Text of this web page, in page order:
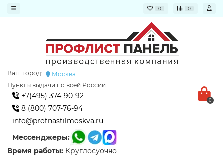
0 0
Ваш город:
Москва
Пункты выдачи по всей России
+7(495) 374-90-92
8 (800) 707-76-94
info@profnastilmoskva.ru
Мессенджеры:
Время работы: Круглосуочно
0